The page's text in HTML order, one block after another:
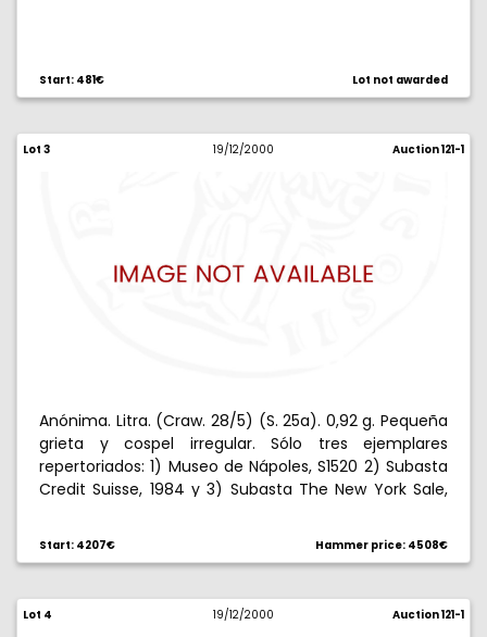
Start: 481€ Lot not awarded
Lot 3 19/12/2000 Auction 121-1
Anónima. Litra. (Craw. 28/5) (S. 25a). 0,92 g. Pequeña
grieta y cospel irregular. Sólo tres ejemplares
repertoriados: 1) Museo de Nápoles, S1520 2) Subasta
Credit Suisse, 1984 y 3) Subasta The New York Sale,
Start: 4207€ Hammer price: 4508€
Lot 4 19/12/2000 Auction 121-1